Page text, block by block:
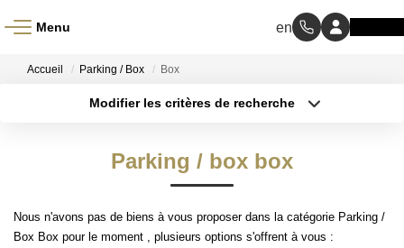
Menu
À VENDRE
À LOUER
NOS MÉTIERS
Accueil Parking / Box Box
Modifier les critères de recherche
Surface min
Budget max
Parking / box box
Nous n'avons pas de biens à vous proposer dans la catégorie Parking /
Box Box pour le moment , plusieurs options s'offrent à vous :